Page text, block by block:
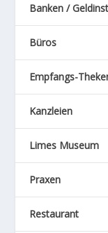
Banken /
Büros
Empfangs-
Kanzleien
Limes Museum
Praxen
Restaurant